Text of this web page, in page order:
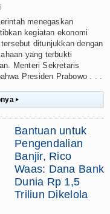
menegaskan
kegiatan ekonomi
ditunjukkan dengan
yang terbukti
Menteri Sekretaris
Presiden Prabowo . . .
▸
Bantuan untuk
Pengendalian
Banjir, Rico
Waas: Dana Bank
Dunia Rp 1,5
Triliun Dikelola